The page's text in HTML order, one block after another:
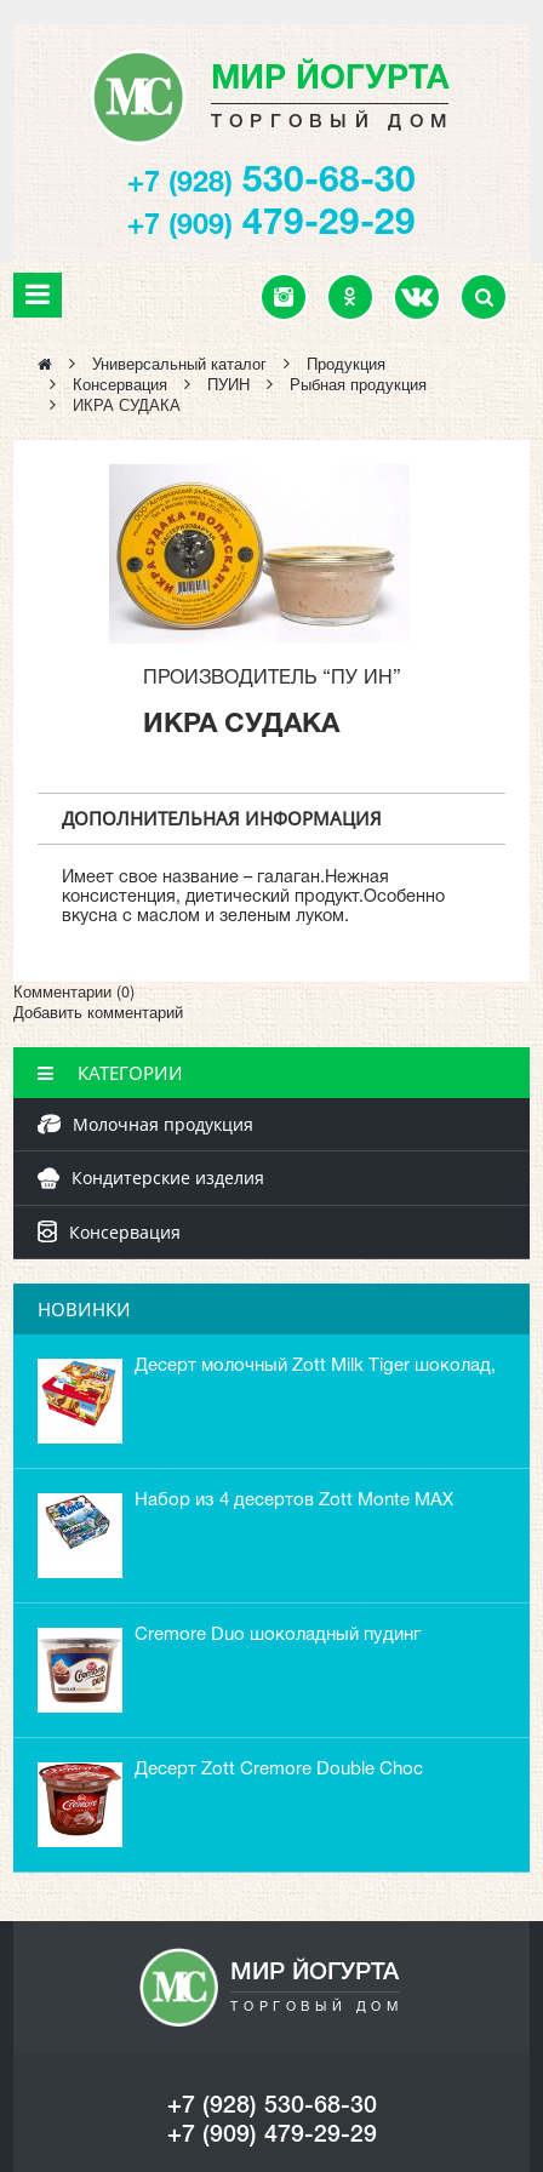
МИР ЙОГУРТА
ТОРГОВЫЙ ДОМ
+7 (928) 530-68-30
+7 (909) 479-29-29
Универсальный каталог
Продукция
Консервация
ПУИН
Рыбная продукция
ИКРА СУДАКА
КАТЕГОРИИ
Молочная продукция
Кондитерские изделия
Консервация
НОВИНКИ
Десерт молочный Zott Milk Tiger шоколад,
Набор из 4 десертов Zott Monte MAX
Cremore Duo шоколадный пудинг
Десерт Zott Cremore Double Choc
ПРОИЗВОДИТЕЛЬ “ПУ ИН”
ИКРА СУДАКА
ДОПОЛНИТЕЛЬНАЯ ИНФОРМАЦИЯ
Имеет свое название – галаган.Нежная
консистенция, диетический продукт.Особенно
вкусна с маслом и зеленым луком.
Комментарии (0)
Добавить комментарий
МИР ЙОГУРТА
ТОРГОВЫЙ ДОМ
+7 (928) 530-68-30
+7 (909) 479-29-29